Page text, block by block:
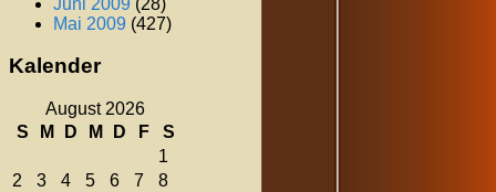
Mai 2009 (427)
Kalender
August 2026
S
M D M D F
S
1
2
3 4 5 6 7
8